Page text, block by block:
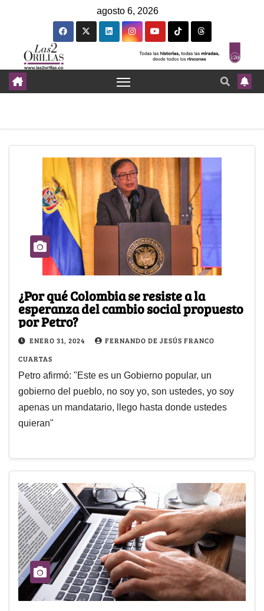
agosto 6, 2026
¿Por qué Colombia se resiste a la
esperanza del cambio social propuesto
por Petro?
ENERO 31, 2024
FERNANDO DE JESÚS FRANCO
CUARTAS
Petro afirmó: "Este es un Gobierno popular, un
gobierno del pueblo, no soy yo, son ustedes, yo soy
apenas un mandatario, llego hasta donde ustedes
quieran"